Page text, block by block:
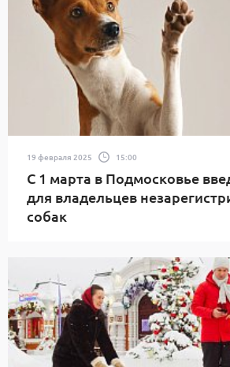
19 февраля 2025 15:00
С 1 марта в Подмосковье
для владельцев
собак